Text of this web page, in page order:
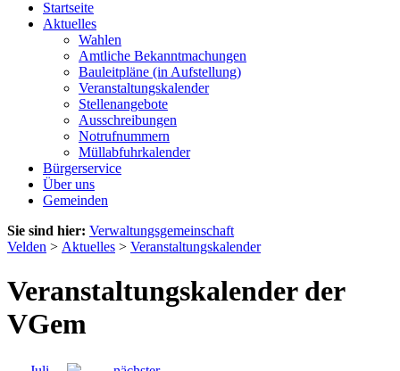
Startseite
Aktuelles
Wahlen
Amtliche Bekanntmachungen
Bauleitpläne (in Aufstellung)
Veranstaltungskalender
Stellenangebote
Ausschreibungen
Notrufnummern
Müllabfuhrkalender
Bürgerservice
Über uns
Gemeinden
Sie sind hier: Verwaltungsgemeinschaft
Velden > Aktuelles > Veranstaltungskalender
Veranstaltungskalender der
VGem